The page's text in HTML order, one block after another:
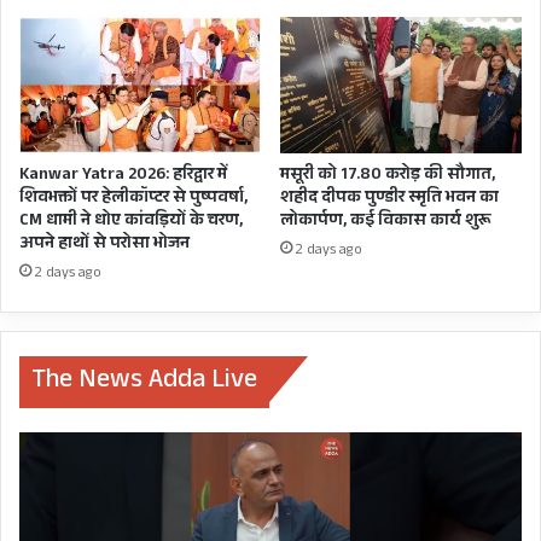
मामला अनुसूचित जाति की जमीनों की अवैध खरीद से जुड़ा
है और गैंगस्टर यशपाल तोमर पर सीधी कार्रवाई की जानी
हैं। ऐसे में मुख्यमंत्री योगी आदित्यनाथ के कार्यालय को
अवगत करवाने के बाद मामले में रविवार को एक नई
एफआईआर दर्ज हुई है। इस एफआईआर में यशपाल तोमर
के चिटहेरा गांव भू घोटाले में अब इन सभी को सहयोगी बना
बनाए
भूमाफ़िया
के
साथ
सह-
अभियुक्त
Kanwar Yatra 2026: हरिद्वार में
शिवभक्तों पर हेलीकॉप्टर से पुष्पवर्षा,
CM धामी ने धोए कांवड़ियों के चरण,
अपने हाथों से परोसा भोजन
2 days ago
मसूरी को 17.80 करोड़ की सौगात,
शहीद दीपक पुण्डीर स्मृति भवन का
लोकार्पण, कई विकास कार्य शुरू
2 days ago
The News Adda Live